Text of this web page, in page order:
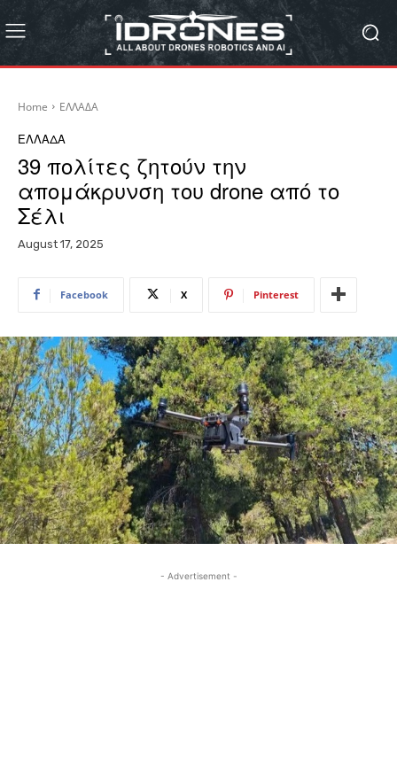
Home ΕΛΛΑΔΑ
ΕΛΛΑΔΑ
39 πολίτες ζητούν την
απομάκρυνση του drone από το
Σέλι
August 17, 2025
Facebook X Pinterest
- Advertisement -